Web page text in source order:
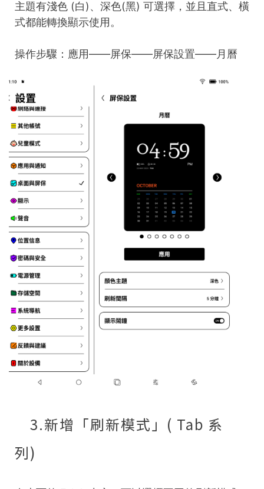
主題有淺色 (白)、深色(黑) 可選擇，並且直式、橫
式都能轉換顯示使用。
操作步驟：應用——屏保——屏保設置——月曆
3.新增「刷新模式」( Tab 系
列)